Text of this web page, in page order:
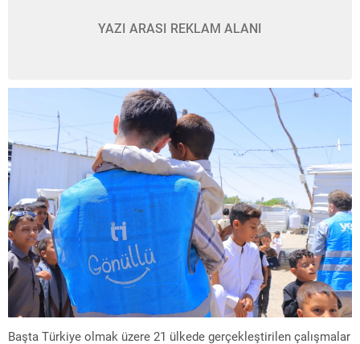
YAZI ARASI REKLAM ALANI
Başta Türkiye olmak üzere 21 ülkede gerçekleştirilen çalışmalar